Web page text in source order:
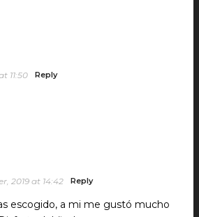
11:50 Reply
2019 at 14:42 Reply
escogido, a mi me gustó mucho